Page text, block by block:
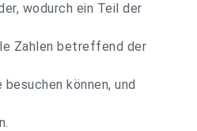
wodurch ein Teil der
Zahlen betreffend der
können, und